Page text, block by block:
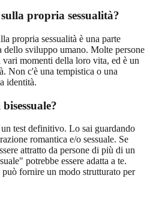
propria sessualità?
propria sessualità è una parte
dello sviluppo umano. Molte persone
momenti della loro vita, ed è un
Non c'è una tempistica o una
identità.
test definitivo. Lo sai guardando
romantica e/o sessuale. Se
attratto da persone di più di un
potrebbe essere adatta a te.
può fornire un modo strutturato per